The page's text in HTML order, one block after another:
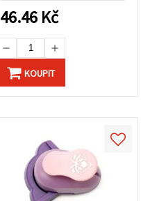
visaček a krabiček
46.46 Kč
KOUPIT